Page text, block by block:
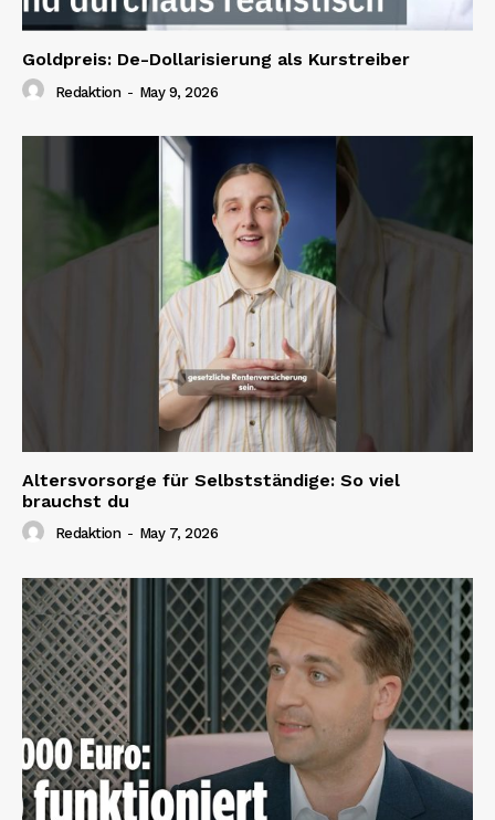
Goldpreis: De-Dollarisierung als Kurstreiber
Redaktion - May 9, 2026
Altersvorsorge für Selbstständige: So viel
brauchst du
Redaktion - May 7, 2026